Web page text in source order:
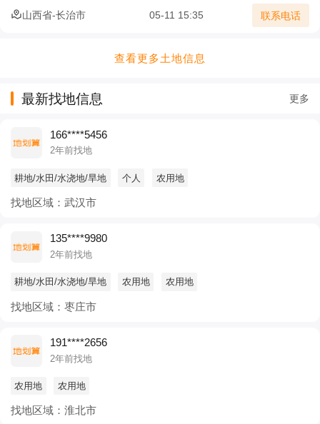
山西省-长治市 05-11 15:35 联系电话
查看更多土地信息
最新找地信息 更多
166****5456
2年前找地
耕地/水田/水浇地/旱地 个人 农用地
找地区域：武汉市
135****9980
2年前找地
耕地/水田/水浇地/旱地 农用地 农用地
找地区域：枣庄市
191****2656
2年前找地
农用地 农用地
找地区域：淮北市